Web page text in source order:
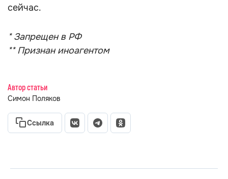
сейчас.
* Запрещен в РФ
** Признан иноагентом
Автор статьи
Симон Поляков
Ссылка